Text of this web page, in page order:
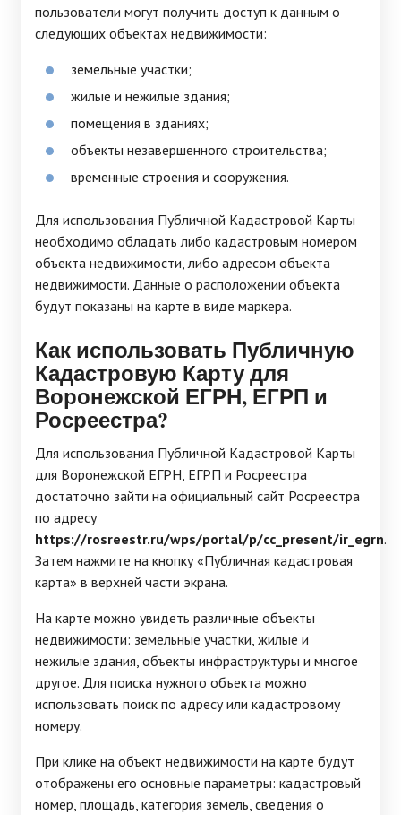
пользователи могут получить доступ к данным о
следующих объектах недвижимости:
земельные участки;
жилые и нежилые здания;
помещения в зданиях;
объекты незавершенного строительства;
временные строения и сооружения.
Для использования Публичной Кадастровой Карты
необходимо обладать либо кадастровым номером
объекта недвижимости, либо адресом объекта
недвижимости. Данные о расположении объекта
будут показаны на карте в виде маркера.
Как использовать Публичную
Кадастровую Карту для
Воронежской ЕГРН, ЕГРП и
Росреестра?
Для использования Публичной Кадастровой Карты
для Воронежской ЕГРН, ЕГРП и Росреестра
достаточно зайти на официальный сайт Росреестра
по адресу
https://rosreestr.ru/wps/portal/p/cc_present/ir_egrn.
Затем нажмите на кнопку «Публичная кадастровая
карта» в верхней части экрана.
На карте можно увидеть различные объекты
недвижимости: земельные участки, жилые и
нежилые здания, объекты инфраструктуры и многое
другое. Для поиска нужного объекта можно
использовать поиск по адресу или кадастровому
номеру.
При клике на объект недвижимости на карте будут
отображены его основные параметры: кадастровый
номер, площадь, категория земель, сведения о